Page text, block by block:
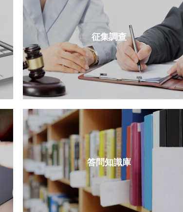
征集調查
答問知識庫